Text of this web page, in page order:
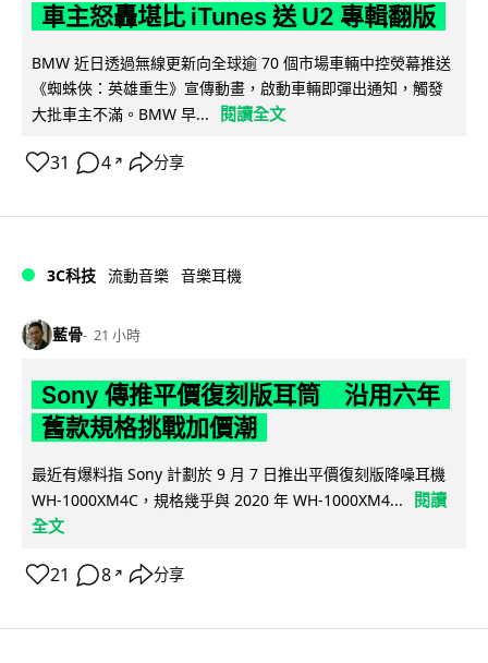
車主怒轟堪比 iTunes 送 U2 專輯翻版
BMW 近日透過無線更新向全球逾 70 個市場車輛中控熒幕推送
《蜘蛛俠：英雄重生》宣傳動畫，啟動車輛即彈出通知，觸發
大批車主不滿。BMW 早...
閱讀全文
31 4 ↗ 分享
3C科技 流動音樂 音樂耳機
藍骨 21 小時
Sony 傳推平價復刻版耳筒 沿用六年
舊款規格挑戰加價潮
最近有爆料指 Sony 計劃於 9 月 7 日推出平價復刻版降噪耳機
WH-1000XM4C，規格幾乎與 2020 年 WH-1000XM4...
閱讀
全文
21 8 ↗ 分享